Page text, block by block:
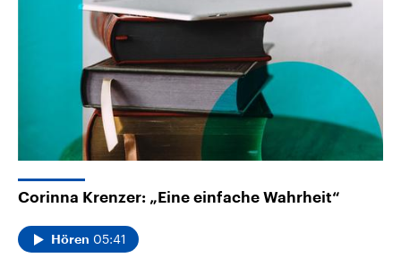
Corinna Krenzer: „Eine einfache Wahrheit“
Hören 05:41